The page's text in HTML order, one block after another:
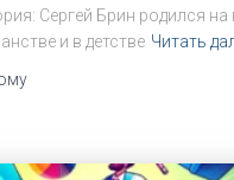
Сергей Брин родился на
и в детстве Читать